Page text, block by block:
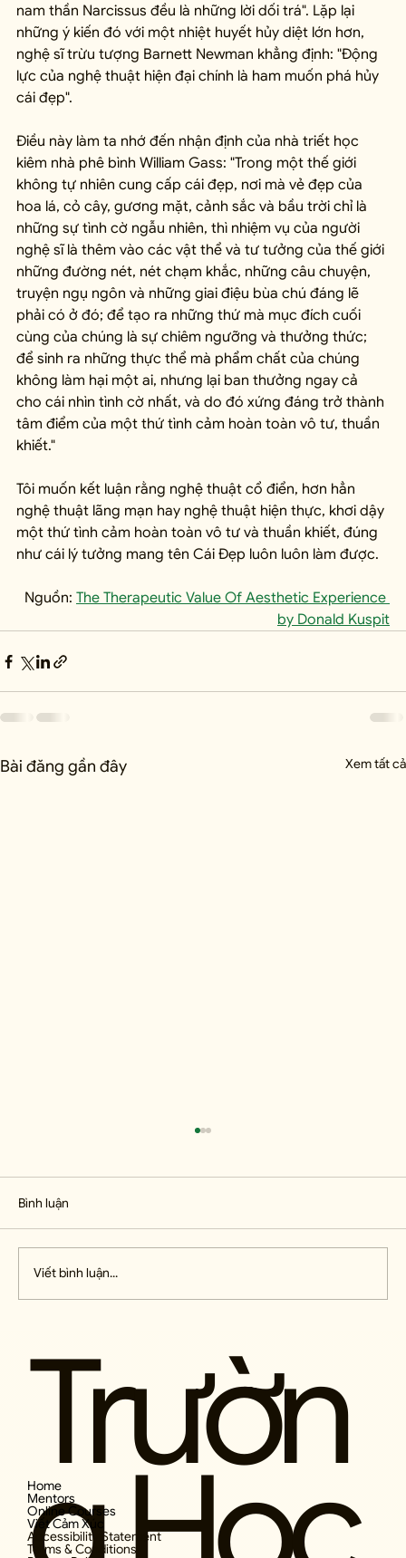
nam thần Narcissus đều là những lời dối trá". Lặp lại
những ý kiến đó với một nhiệt huyết hủy diệt lớn hơn,
nghệ sĩ trừu tượng Barnett Newman khẳng định: "Động
lực của nghệ thuật hiện đại chính là ham muốn phá hủy
cái đẹp".
Điều này làm ta nhớ đến nhận định của nhà triết học
kiêm nhà phê bình William Gass: "Trong một thế giới
không tự nhiên cung cấp cái đẹp, nơi mà vẻ đẹp của
hoa lá, cỏ cây, gương mặt, cảnh sắc và bầu trời chỉ là
những sự tình cờ ngẫu nhiên, thì nhiệm vụ của người
nghệ sĩ là thêm vào các vật thể và tư tưởng của thế giới
những đường nét, nét chạm khắc, những câu chuyện,
truyện ngụ ngôn và những giai điệu bùa chú đáng lẽ
phải có ở đó; để tạo ra những thứ mà mục đích cuối
cùng của chúng là sự chiêm ngưỡng và thưởng thức;
để sinh ra những thực thể mà phẩm chất của chúng
không làm hại một ai, nhưng lại ban thưởng ngay cả
cho cái nhìn tình cờ nhất, và do đó xứng đáng trở thành
tâm điểm của một thứ tình cảm hoàn toàn vô tư, thuần
khiết."
Tôi muốn kết luận rằng nghệ thuật cổ điển, hơn hẳn
nghệ thuật lãng mạn hay nghệ thuật hiện thực, khơi dậy
một thứ tình cảm hoàn toàn vô tư và thuần khiết, đúng
như cái lý tưởng mang tên Cái Đẹp luôn luôn làm được.
Nguồn: The Therapeutic Value Of Aesthetic Experience
by Donald Kuspit
Bài đăng gần đây Xem tất cả
23. Đối Mặt Với Sự Thay Đổi BỞI VÌ CON
NGƯỜI VÀ HOÀN CẢNH SỐNG luôn thay đổi
không ngừng hoàn thiện. Giống như trái tim
con người, nó chỉ có thể vận hành
Bình luận
Viết bình luận...
Trườn
Home
Mentors
Online Courses
Viết Cảm Xúc
Accessibility Statement
Terms & Conditions